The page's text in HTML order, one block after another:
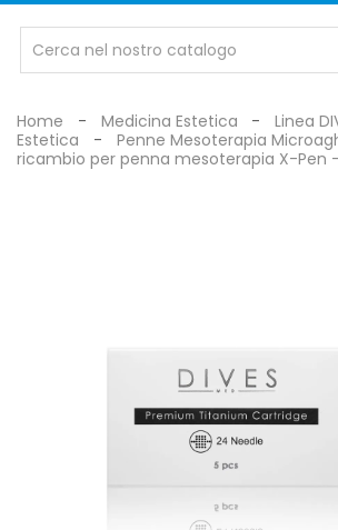
MEDICO
OCCHIALI
DI
Home Medicina Estetica
Linea
Estetica
Penne Mesoterapia
ricambio per penna mesoterapia X-Pen